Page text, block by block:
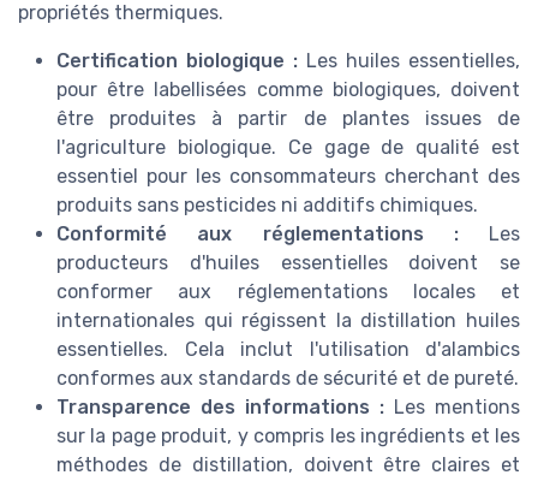
propriétés thermiques.
Certification biologique : Les huiles essentielles,
pour être labellisées comme biologiques, doivent
être produites à partir de plantes issues de
l'agriculture biologique. Ce gage de qualité est
essentiel pour les consommateurs cherchant des
produits sans pesticides ni additifs chimiques.
Conformité aux réglementations :Les
producteurs d'huiles essentielles doivent se
conformer aux réglementations locales et
internationales qui régissent la distillation huiles
essentielles. Cela inclut l'utilisation d'alambics
conformes aux standards de sécurité et de pureté.
Transparence des informations : Les mentions
sur la page produit, y compris les ingrédients et les
méthodes de distillation, doivent être claires et